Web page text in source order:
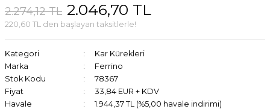
2.274,12 TL 2.046,70 TL
220,60 TL den başlayan taksitlerle!
Kategori
Kar Kürekleri
Marka
Ferrino
Stok Kodu
78367
Fiyat
33,84 EUR + KDV
Havale
1.944,37 TL (%5,00 havale indirimi)